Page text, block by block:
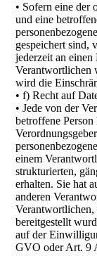
• Sofern eine der
und eine
gespeichert sind,
jederzeit an
Verantwortlichen
wird die
• f) Recht auf
• Jede von der
betroffene
einem
strukturierten,
erhalten. Sie hat
anderen
Verantwortlichen,
bereitgestellt
auf der
GVO oder Art. 9